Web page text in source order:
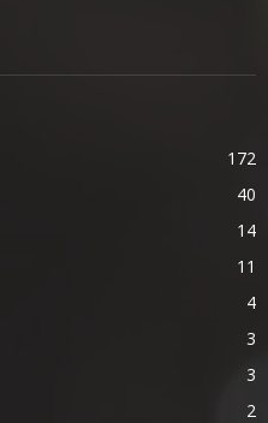
172
40
14
11
4
3
3
2